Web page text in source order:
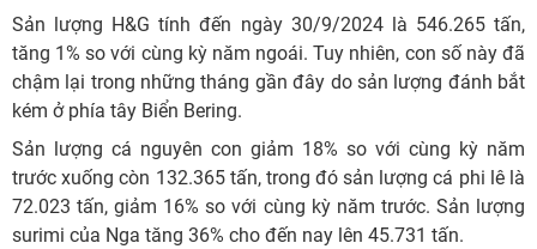
Sản lượng H&G tính đến ngày 30/9/2024 là 546.265 tấn,
tăng 1% so với cùng kỳ năm ngoái. Tuy nhiên, con số này đã
chậm lại trong những tháng gần đây do sản lượng đánh bắt
kém ở phía tây Biển Bering.
Sản lượng cá nguyên con giảm 18% so với cùng kỳ năm
trước xuống còn 132.365 tấn, trong đó sản lượng cá phi lê là
72.023 tấn, giảm 16% so với cùng kỳ năm trước. Sản lượng
surimi của Nga tăng 36% cho đến nay lên 45.731 tấn.